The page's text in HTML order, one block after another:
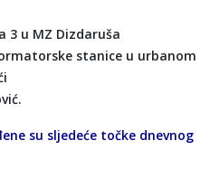
3 u MZ Dizdaruša
stanice u urbanom
su sljedeće točke dnevnog